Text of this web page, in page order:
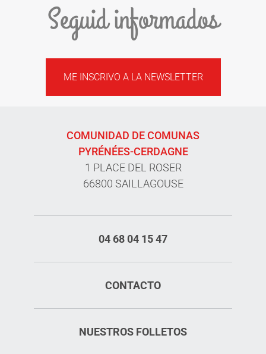
Seguid informados
ME INSCRIVO A LA NEWSLETTER
COMUNIDAD DE COMUNAS
PYRÉNÉES-CERDAGNE
1 PLACE DEL ROSER
66800 SAILLAGOUSE
04 68 04 15 47
CONTACTO
NUESTROS FOLLETOS